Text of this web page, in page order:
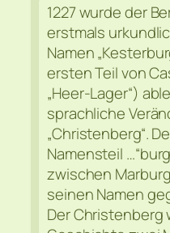
1227 wurde der
erstmals
Namen
ersten Teil von
„Heer-Lager“)
sprachliche
„Christenberg“.
Namensteil
zwischen
seinen Namen
Der Christenberg